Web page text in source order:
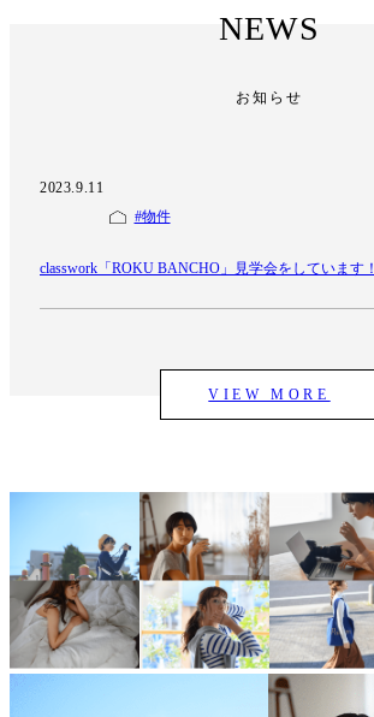
NEWS
お知らせ
2023.9.11
#物件
classwork「ROKU BANCHO」見学会をしています！
VIEW MORE